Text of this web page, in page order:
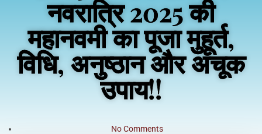
नवरात्रि 2025 की
महानवमी का पूजा मुहूर्त,
विधि, अनुष्ठान और अचूक
उपाय!!
No Comments